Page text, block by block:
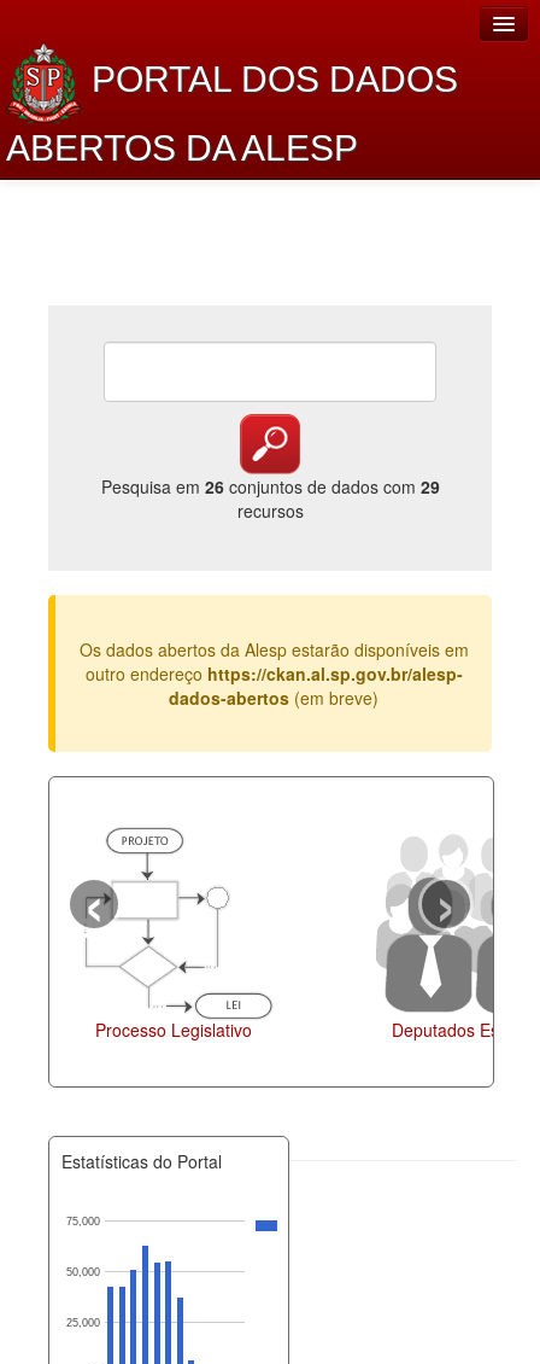
PORTAL DOS DADOS
ABERTOS DA ALESP
Lei de Acesso à Informação
Catálogo de dados
Legislação
Perguntas frequentes
Pesquisa em 26conjuntos de dados com 29
recursos
Os dados abertos da Alesp estarão disponíveis em
outro endereço https://ckan.al.sp.gov.br/alesp-
dados-abertos (em breve)
Legislativo Deputados Estaduais Agenda
‹ ›
Estatísticas do Portal
25,000
50,000
75,000